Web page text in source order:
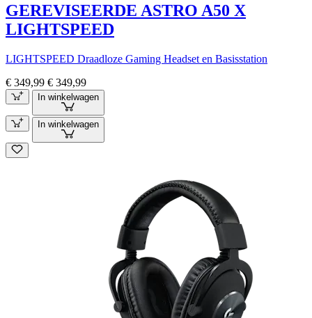
GEREVISEERDE ASTRO A50 X
LIGHTSPEED
LIGHTSPEED Draadloze Gaming Headset en Basisstation
€ 349,99 € 349,99
In winkelwagen
In winkelwagen